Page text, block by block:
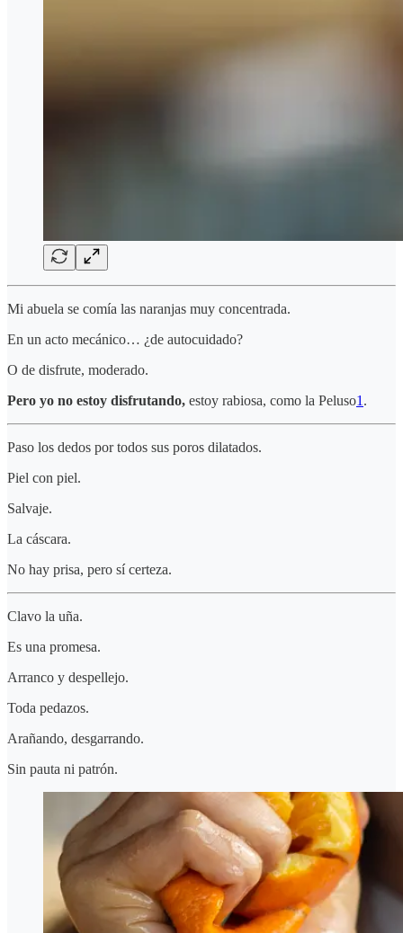
Mi abuela se comía las naranjas muy concentrada.
En un acto mecánico… ¿de autocuidado?
O de disfrute, moderado.
Pero yo no estoy disfrutando, estoy rabiosa, como la Peluso1 .
Paso los dedos por todos sus poros dilatados.
Piel con piel.
Salvaje.
La cáscara.
No hay prisa, pero sí certeza.
Clavo la uña.
Es una promesa.
Arranco y despellejo.
Toda pedazos.
Arañando, desgarrando.
Sin pauta ni patrón.